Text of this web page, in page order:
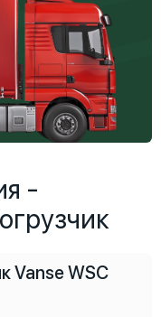
-
Vanse WSC